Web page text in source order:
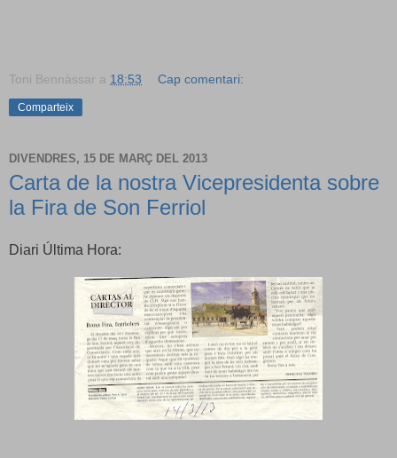
Toni Bennàssar a 18:53 Cap comentari:
Comparteix
DIVENDRES, 15 DE MARÇ DEL 2013
Carta de la nostra Vicepresidenta sobre
la Fira de Son Ferriol
Diari Última Hora: